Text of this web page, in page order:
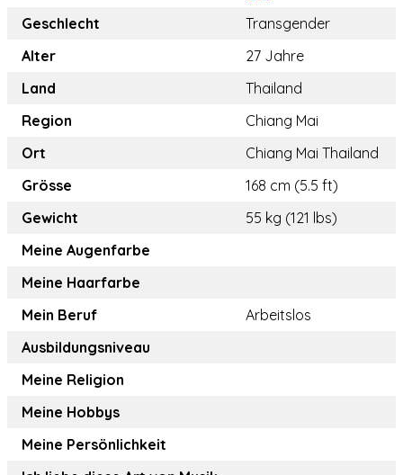
Geschlecht
Transgender
Alter
27 Jahre
Land
Thailand
Region
Chiang Mai
Ort
Chiang Mai Thailand
Grösse
168 cm (5.5 ft)
Gewicht
55 kg (121 lbs)
Meine Augenfarbe
Meine Haarfarbe
Mein Beruf
Arbeitslos
Ausbildungsniveau
Meine Religion
Meine Hobbys
Meine Persönlichkeit